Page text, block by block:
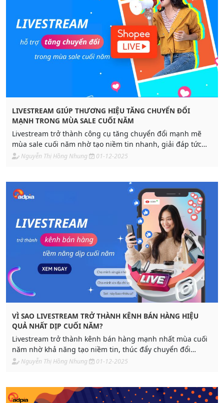
LIVESTREAM GIÚP THƯƠNG HIỆU TĂNG CHUYỂN ĐỔI
MẠNH TRONG MÙA SALE CUỐI NĂM
Livestream trở thành công cụ tăng chuyển đổi mạnh mẽ
mùa sale cuối năm nhờ tạo niềm tin nhanh, giải đáp tức
thời và ưu đãi độc quyền. Tìm hiểu phân tích chi tiết và giải
Nguyễn Thị Hồng Nhung 01-12-2025
VÌ SAO LIVESTREAM TRỞ THÀNH KÊNH BÁN HÀNG HIỆU
QUẢ NHẤT DỊP CUỐI NĂM?
Livestream trở thành kênh bán hàng mạnh nhất mùa cuối
năm nhờ khả năng tạo niềm tin, thúc đẩy chuyển đổi
nhanh và tận dụng ưu đãi độc quyền từ sàn TMĐT. Tìm
Nguyễn Thị Hồng Nhung 01-12-2025